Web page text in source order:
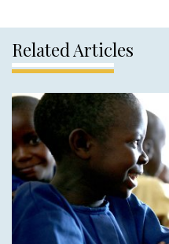
Related Articles